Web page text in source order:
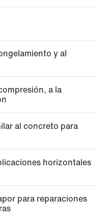
y al
a la
al concreto para
horizontales
para reparaciones